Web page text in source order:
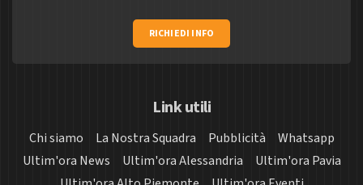
RICHIEDI INFO
Link utili
Chi siamo La Nostra Squadra Pubblicità
Whatsapp
Ultim'ora News
Ultim'ora Alessandria
Ultim'ora Pavia